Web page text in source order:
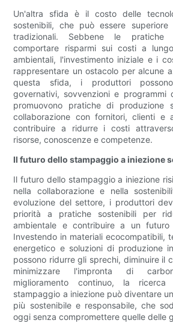
Un'altra sfida è il costo delle
sostenibili, che può essere
tradizionali. Sebbene le pratiche
comportare risparmi sui costi a
ambientali, l'investimento iniziale e i
rappresentare un ostacolo per alcune
questa sfida, i produttori
governativi, sovvenzioni e programmi
promuovono pratiche di produzione
collaborazione con fornitori, clienti e
contribuire a ridurre i costi
risorse, conoscenze e competenze.
Il futuro dello stampaggio a iniezione
Il futuro dello stampaggio a iniezione
nella collaborazione e nella
evoluzione del settore, i produttori
priorità a pratiche sostenibili per
ambientale e contribuire a un
Investendo in materiali ecocompatibili,
energetico e soluzioni di produzione
possono ridurre gli sprechi, diminuire il
minimizzare l'impronta di
miglioramento continuo, la
stampaggio a iniezione può diventare
più sostenibile e responsabile, che
oggi senza compromettere quelle delle